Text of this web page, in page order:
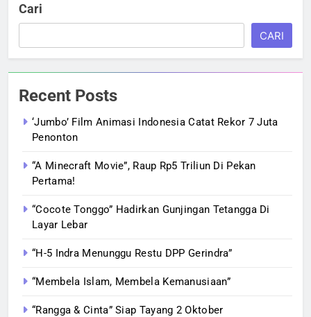
Cari
CARI
Recent Posts
‘Jumbo’ Film Animasi Indonesia Catat Rekor 7 Juta
Penonton
“A Minecraft Movie”, Raup Rp5 Triliun Di Pekan
Pertama!
“Cocote Tonggo” Hadirkan Gunjingan Tetangga Di
Layar Lebar
“H-5 Indra Menunggu Restu DPP Gerindra”
“Membela Islam, Membela Kemanusiaan”
“Rangga & Cinta” Siap Tayang 2 Oktober